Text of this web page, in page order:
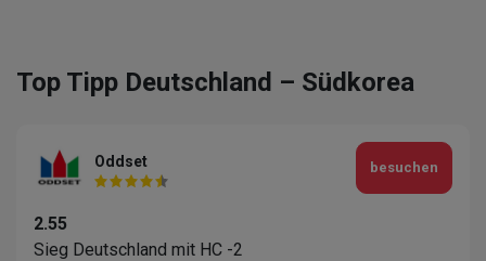
Top Tipp Deutschland – Südkorea
Oddset
2.55
Sieg Deutschland mit HC -2
besuchen